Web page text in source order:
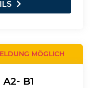
MÖGLICH
B1